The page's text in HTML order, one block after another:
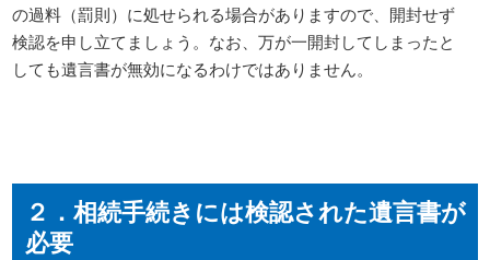
の過料（罰則）に処せられる場合がありますので、開封せず
検認を申し立てましょう。なお、万が一開封してしまったと
しても遺言書が無効になるわけではありません。
２．相続手続きには検認された遺言書が
必要